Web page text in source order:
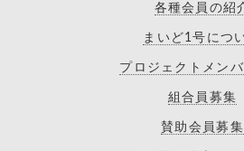
各種会員の紹
まいど1号につ
プロジェクトメン
組合員募集
賛助会員募集